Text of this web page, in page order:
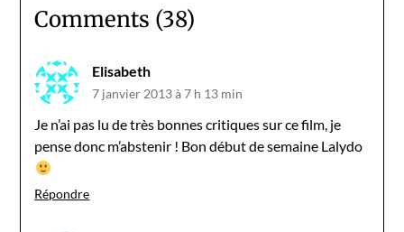
Comments (38)
Elisabeth
7 janvier 2013 à 7 h 13 min
Je n’ai pas lu de très bonnes critiques sur ce film, je
pense donc m’abstenir ! Bon début de semaine Lalydo
Répondre